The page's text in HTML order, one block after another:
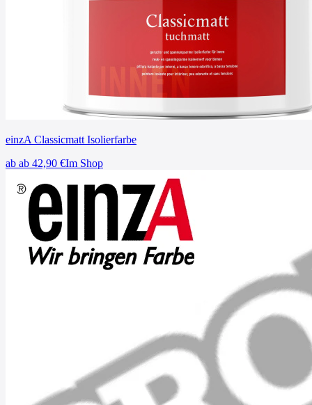
einzA Classicmatt Isolierfarbe
ab ab 42,90 €Im Shop